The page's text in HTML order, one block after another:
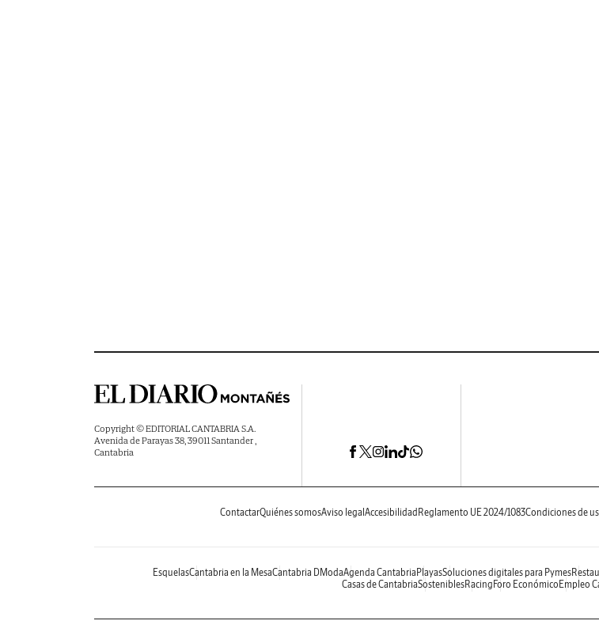
Copyright © EDITORIAL CANTABRIA S.A.
Avenida de Parayas 38, 39011 Santander ,
Cantabria
ContactarQuiénes somosAviso legal Accesibilidad Reglamento UE 2024/1083Condiciones de
EsquelasCantabria en la MesaCantabria DModaAgenda Cantabria PlayasSoluciones digitales para Pymes
Casas de CantabriaSosteniblesRacing Foro Económico Empleo